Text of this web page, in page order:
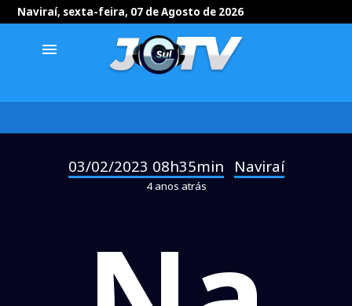
Naviraí, sexta-feira, 07 de Agosto de 2026
menu
03/02/2023 08h35min Naviraí
4 anos atrás